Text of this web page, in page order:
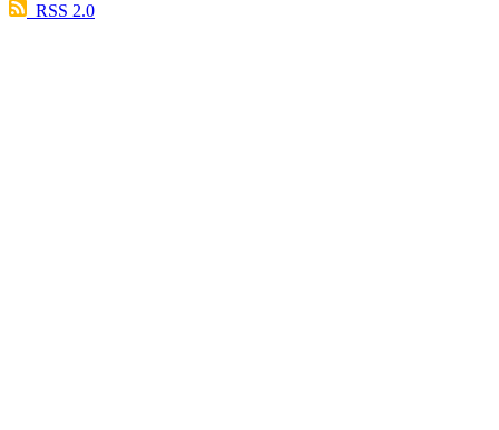
RSS 2.0